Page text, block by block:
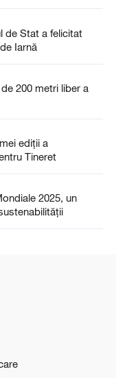
de Stat a felicitat
Iarnă
200 metri liber a
ediții a
Tineret
2025, un